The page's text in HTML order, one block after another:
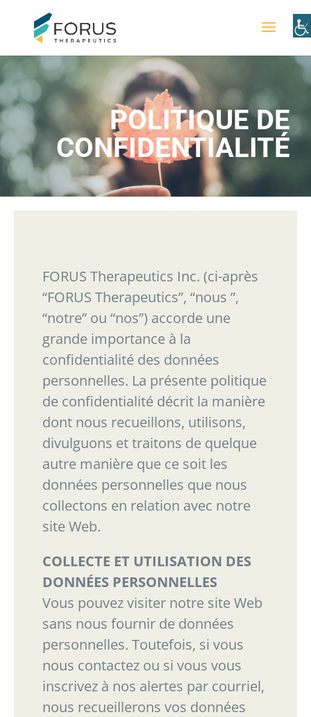
POLITIQUE DE
CONFIDENTIALITÉ
FORUS Therapeutics Inc. (ci-après
“FORUS Therapeutics”, “nous ”,
“notre”ou “nos”) accorde une
grande importance à la
confidentialité des données
personnelles. La présente politique
de confidentialité décrit la manière
dont nous recueillons, utilisons,
divulguons et traitons de quelque
autre manière que ce soit les
données personnelles que nous
collectons en relation avec notre
site Web.
COLLECTE ET UTILISATION DES
DONNÉES PERSONNELLES
Vous pouvez visiter notre site Web
sans nous fournir de données
personnelles. Toutefois, si vous
nous contactez ou si vous vous
inscrivez à nos alertes par courriel,
nous recueillerons vos données